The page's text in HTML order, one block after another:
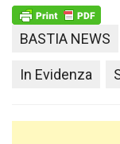
BASTIA NEWS
In Evidenza